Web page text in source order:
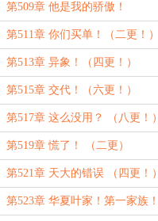
第509章 他是我的骄傲！
第511章 你们买单！（二更！）
第513章 异象！（四更！）
第515章 交代！（六更！）
第517章 这么没用？ （八更！）
第519章 慌了！ （二更）
第521章 天大的错误 （四更！）
第523章 华夏叶家！第一家族！